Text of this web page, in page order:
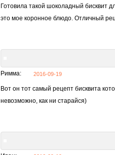
Готовила такой шоколадный бисквит
это мое коронное блюдо. Отличный
Римма: 2016-09-19
Вот он тот самый рецепт бисквита
невозможно, как ни старайся)